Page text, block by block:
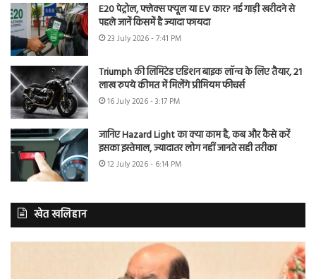
E20 पेट्रोल, फ्लेक्स फ्यूल या EV कार? नई गाड़ी खरीदने से
पहले जानें किसमें है ज्यादा फायदा
23 July 2026 - 7:41 PM
Triumph की लिमिटेड एडिशन बाइक लॉन्च के लिए तैयार, 21
लाख रुपये कीमत में मिलेंगे प्रीमियम फीचर्स
16 July 2026 - 3:17 PM
जानिए Hazard Light का क्या काम है, कब और कैसे करें
इसका इस्तेमाल, ज्यादातर लोग नहीं जानते सही तरीका
12 July 2026 - 6:14 PM
खेत खलिहान